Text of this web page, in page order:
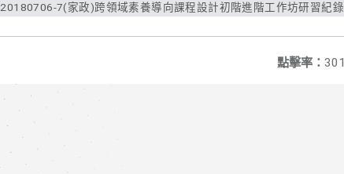
20180706-7(家政)跨領域素養導向課程設計初階進階工作坊研習紀錄
點擊率： 301